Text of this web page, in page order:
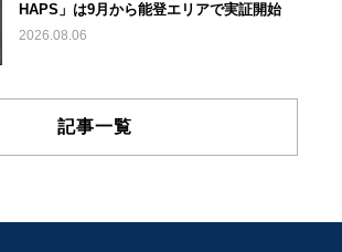
HAPS」は9月から能登エリアで実証開始
2026.08.06
記事一覧